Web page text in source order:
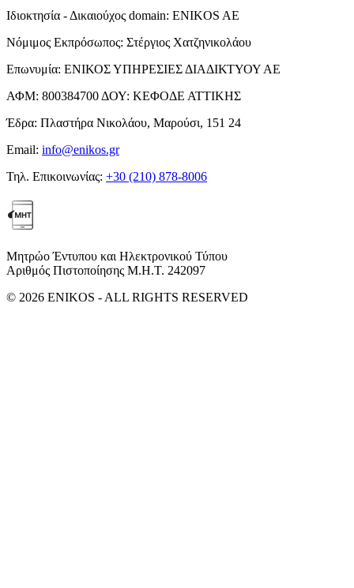
Ιδιοκτησία - Δικαιούχος domain: ENIKOS AE
Νόμιμος Εκπρόσωπος: Στέργιος Χατζηνικολάου
Επωνυμία: ΕΝΙΚΟΣ ΥΠΗΡΕΣΙΕΣ ΔΙΑΔΙΚΤΥΟΥ ΑΕ
ΑΦΜ: 800384700 ΔΟΥ: ΚΕΦΟΔΕ ΑΤΤΙΚΗΣ
Έδρα: Πλαστήρα Νικολάου, Μαρούσι, 151 24
Email: info@enikos.gr
Τηλ. Επικοινωνίας: +30 (210) 878-8006
Μητρώο Έντυπου και Ηλεκτρονικού Τύπου
Αριθμός Πιστοποίησης Μ.Η.Τ. 242097
© 2026 ENIKOS - ALL RIGHTS RESERVED